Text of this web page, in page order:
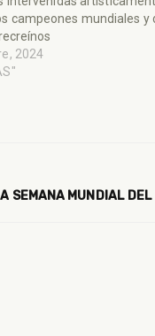
campeones mundiales y
2024
SEMANA MUNDIAL